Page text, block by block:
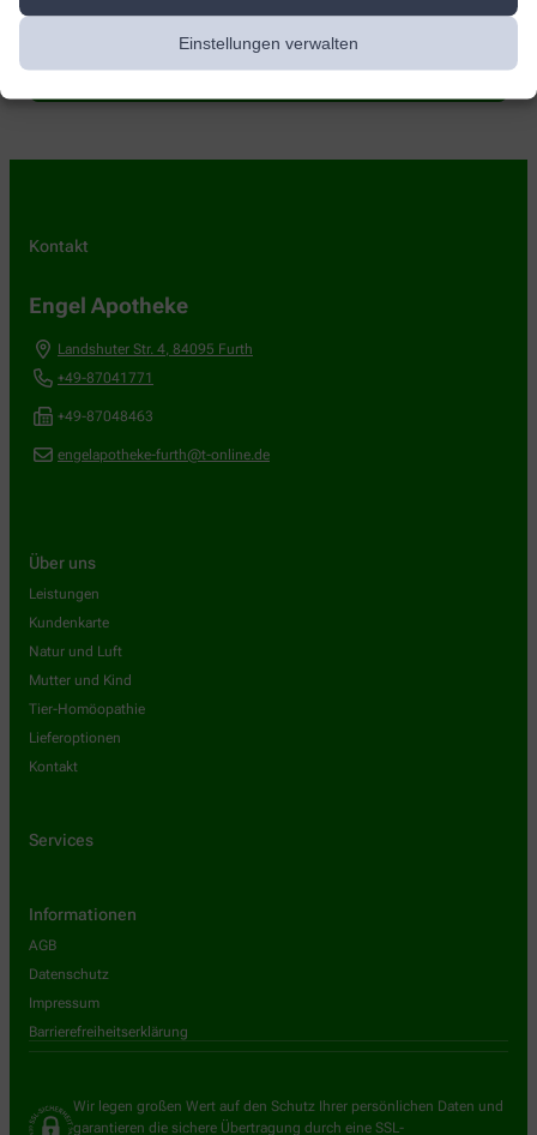
Einstellungen verwalten
Kontakt
Engel Apotheke
Landshuter Str. 4, 84095 Furth
+49-87041771
+49-87048463
engelapotheke-furth@t-online.de
Über uns
Leistungen
Kundenkarte
Natur und Luft
Mutter und Kind
Tier-Homöopathie
Lieferoptionen
Kontakt
Services
Informationen
AGB
Datenschutz
Impressum
Barrierefreiheitserklärung
Wir legen großen Wert auf den Schutz Ihrer persönlichen Daten und
garantieren die sichere Übertragung durch eine SSL-